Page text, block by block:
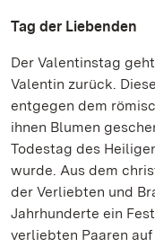
Tag der Liebenden
Der Valentinstag
Valentin zurück.
entgegen dem
ihnen Blumen
Todestag des
wurde. Aus dem
der Verliebten und
Jahrhunderte ein
verliebten Paaren